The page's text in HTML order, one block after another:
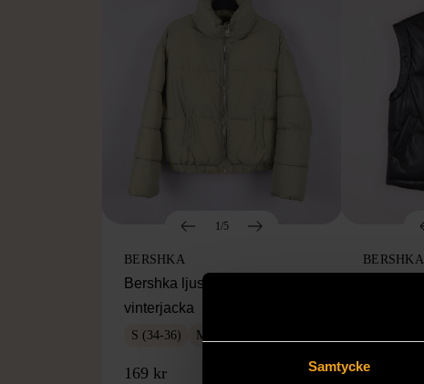
Samtycke
1/5
BERSHKA
Bershka ljusgrön vadderad
vinterjacka
S (34-36) Mycket gott skick
169 kr
BERSHKA
229 kr